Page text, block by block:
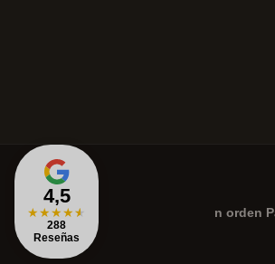
4,5
★★★★★
288
Reseñas
n orden